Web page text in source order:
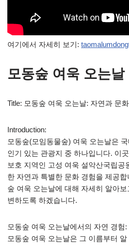
여기에서 자세히 보기:
모동숲 여욱 오는날
Title: 모동숲 여욱 오는날: 자연과 문
Introduction:
모동숲(모임동물숲) 여욱 오는날은
인기 있는 관광지 중 하나입니다. 이
보호 지역인 고성 여욱 설악산국립공
한 자연과 특별한 문화 경험을 제공
숲 여욱 오는날에 대해 자세히 알아
변하도록 하겠습니다.
모동숲 여욱 오는날에서의 자연 경험:
모동숲 여욱 오는날은 그 이름부터